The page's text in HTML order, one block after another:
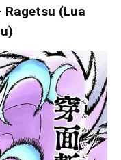
Ragetsu (Lua